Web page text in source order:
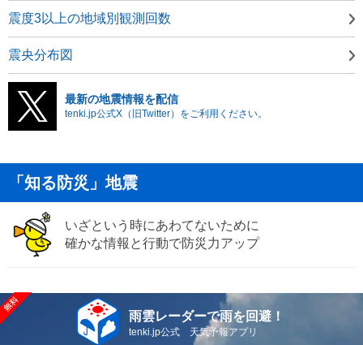
震度3以上の地域別観測回数
震央分布図
最新の地震情報を配信
tenki.jp公式X（旧Twitter）をご利用ください。
「知る防災」地震
いざという時にあわてないために
確かな情報と行動で防災力アップ
雨雲レーダーで雨を回避！
tenki.jp公式 天気予報アプリ